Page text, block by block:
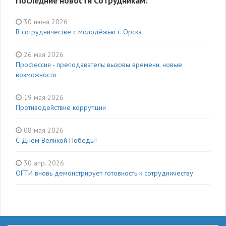
30 июня 2026
В сотрудничестве с молодёжью г. Орска
26 мая 2026
Профессия - преподаватель: вызовы времени, новые
возможности
19 мая 2026
Противодействие коррупции
08 мая 2026
С Днём Великой Победы!
30 апр. 2026
ОГТИ вновь демонстрирует готовность к сотрудничеству